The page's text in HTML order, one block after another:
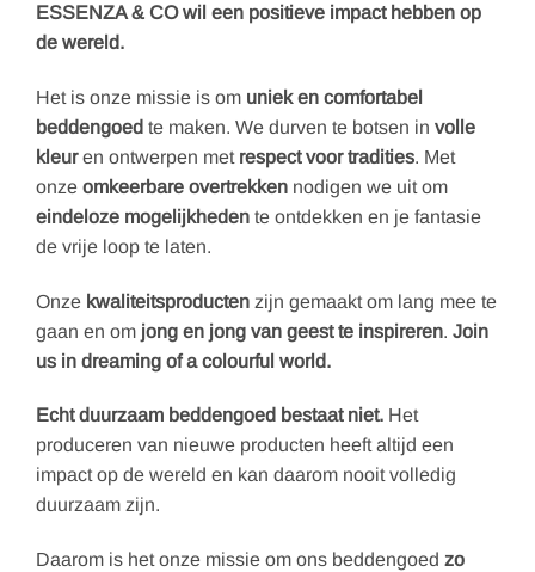
ESSENZA & CO wil een positieve impact hebben op
de wereld.
Het is onze missie is om uniek en comfortabel
beddengoed te maken. We durven te botsen in volle
kleuren ontwerpen met respect voor tradities. Met
onze omkeerbare overtrekken nodigen we uit om
eindeloze mogelijkheden te ontdekken en je fantasie
de vrije loop te laten.
Onze kwaliteitsproducten zijn gemaakt om lang mee te
gaan en om jong en jong van geest te inspireren. Join
us in dreaming of a colourful world.
Echt duurzaam beddengoed bestaat niet. Het
produceren van nieuwe producten heeft altijd een
impact op de wereld en kan daarom nooit volledig
duurzaam zijn.
Daarom is het onze missie om ons beddengoed zo